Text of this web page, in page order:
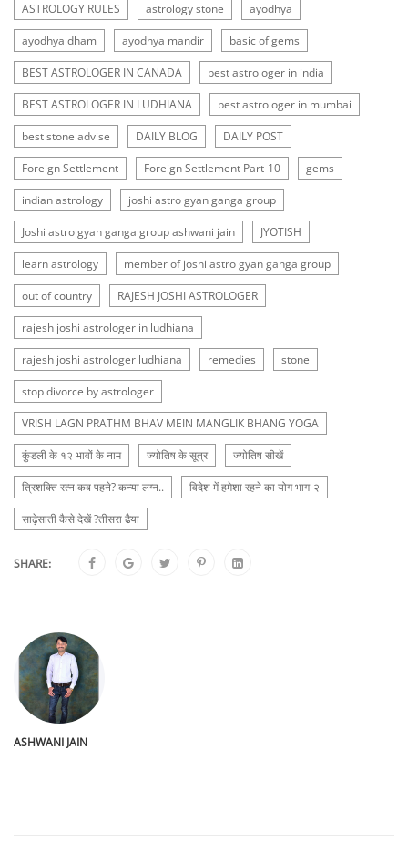
ASTROLOGY RULES astrology stone ayodhya
ayodhya dham ayodhya mandir basic of gems
BEST ASTROLOGER IN CANADA best astrologer in india
BEST ASTROLOGER IN LUDHIANA best astrologer in mumbai
best stone advise DAILY BLOG DAILY POST
Foreign Settlement Foreign Settlement Part-10 gems
indian astrology joshi astro gyan ganga group
Joshi astro gyan ganga group ashwani jain JYOTISH
learn astrology member of joshi astro gyan ganga group
out of country RAJESH JOSHI ASTROLOGER
rajesh joshi astrologer in ludhiana
rajesh joshi astrologer ludhiana remedies stone
stop divorce by astrologer
VRISH LAGN PRATHM BHAV MEIN MANGLIK BHANG YOGA
कुंडली के १२ भावों के नाम ज्योतिष के सूत्र ज्योतिष सीखें
त्रिशक्ति रत्न कब पहने? कन्या लग्न.. विदेश में हमेशा रहने का योग भाग-२
साढ़ेसाती कैसे देखें ?तीसरा ढैया
SHARE:
ASHWANI JAIN